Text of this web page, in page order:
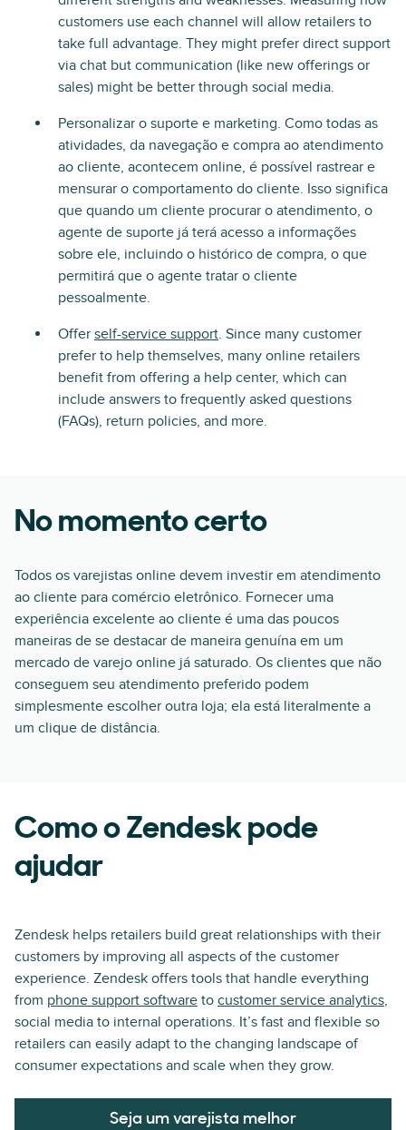
customers use each channel will allow retailers to
take full advantage. They might prefer direct support
via chat but communication (like new offerings or
sales) might be better through social media.
Personalizar o suporte e marketing. Como todas as
atividades, da navegação e compra ao atendimento
ao cliente, acontecem online, é possível rastrear e
mensurar o comportamento do cliente. Isso significa
que quando um cliente procurar o atendimento, o
agente de suporte já terá acesso a informações
sobre ele, incluindo o histórico de compra, o que
permitirá que o agente tratar o cliente
pessoalmente.
Offer self-service support. Since many customer
prefer to help themselves, many online retailers
benefit from offering a help center, which can
include answers to frequently asked questions
(FAQs), return policies, and more.
No momento certo
Todos os varejistas online devem investir em atendimento
ao cliente para comércio eletrônico. Fornecer uma
experiência excelente ao cliente é uma das poucos
maneiras de se destacar de maneira genuína em um
mercado de varejo online já saturado. Os clientes que não
conseguem seu atendimento preferido podem
simplesmente escolher outra loja; ela está literalmente a
um clique de distância.
Como o Zendesk pode
ajudar
Zendesk helps retailers build great relationships with their
customers by improving all aspects of the customer
experience. Zendesk offers tools that handle everything
from phone support software to customer service analytics,
social media to internal operations. It’s fast and flexible so
retailers can easily adapt to the changing landscape of
consumer expectations and scale when they grow.
Seja um varejista melhor